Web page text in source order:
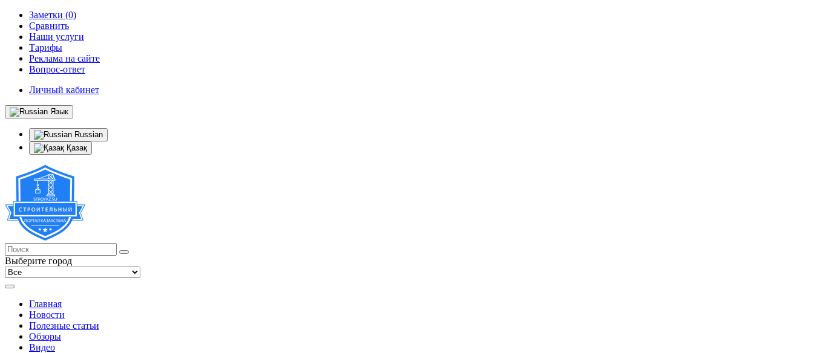
Заметки (0)
Сравнить
Наши услуги
Тарифы
Реклама на сайте
Вопрос-ответ
Личный кабинет
Язык
Russian
Қазақ
Выберите город
Главная
Новости
Полезные статьи
Обзоры
Видео